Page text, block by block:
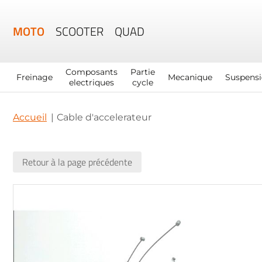
MOTO SCOOTER QUAD
Freinage
Composants
electriques
Partie
cycle
Mecanique
Accueil Cable d'accelerateur
Retour à la page précédente
the